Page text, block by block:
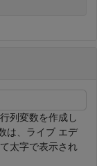
列変数を作成し
は、ライブ エデ
太字で表示され